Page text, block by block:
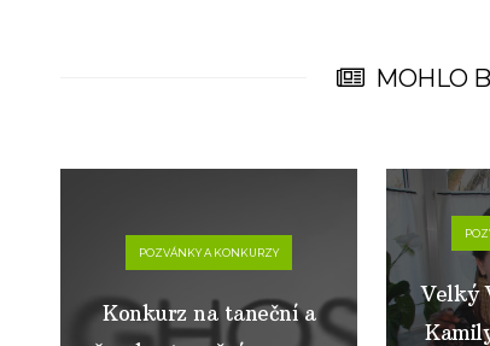
MOHLO
POZVÁNKY A KONKURZY
Konkurz na taneční a
Velký